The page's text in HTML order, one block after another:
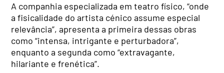
A companhia especializada em teatro físico, “onde
a fisicalidade do artista cénico assume especial
relevância”, apresenta a primeira dessas obras
como “intensa, intrigante e perturbadora”,
enquanto a segunda como “extravagante,
hilariante e frenética”.